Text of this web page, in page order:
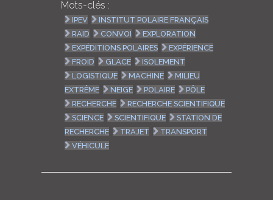
Mots-clés :
IPEV
INSTITUT POLAIRE FRANÇAIS
RAID
CONVOI
EXPLORATION
EXPÉDITIONS POLAIRES
EXPÉRIENCE
FROID
GLACE
ISOLEMENT
LOGISTIQUE
MACHINE
MILIEU
EXTRÊME
NEIGE POLAIRE
PÔLE
RECHERCHE
RECHERCHE SCIENTIFIQUE
SCIENCE
SCIENTIFIQUE
STATION DE
RECHERCHE
TRAJET
TRANSPORT
VÉHICULE